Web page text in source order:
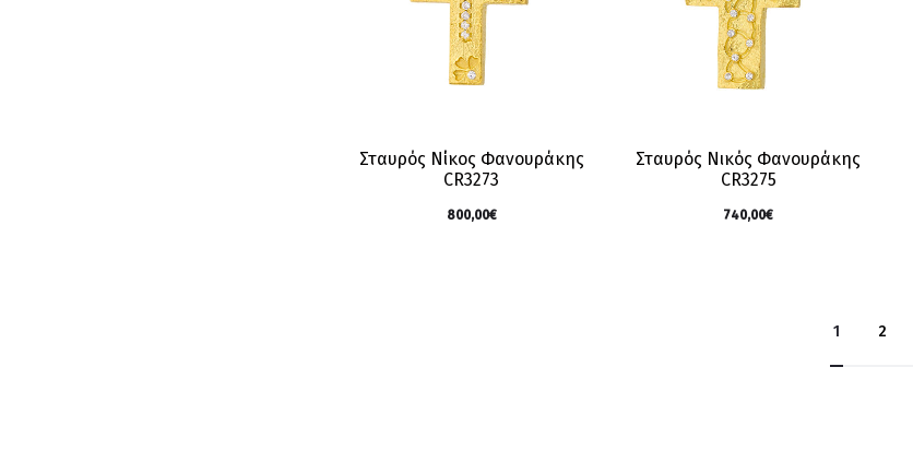
Σταυρός Νίκος Φανουράκης
CR3273
800,00€
Σταυρός Νικός Φανουράκης
CR3275
740,00€
1
2